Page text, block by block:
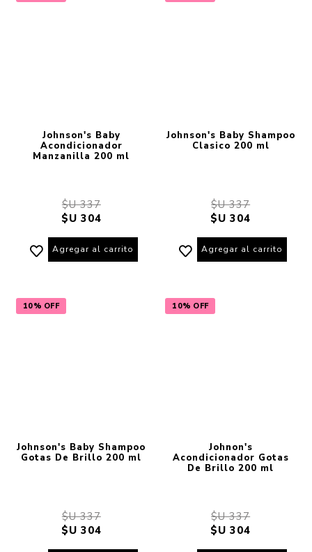
Johnson's Baby
Acondicionador
Manzanilla 200 ml
$U 337
$U 304
Agregar al carrito
Johnson's Baby Shampoo
Clasico 200 ml
$U 337
$U 304
Agregar al carrito
10% OFF
Johnson's Baby Shampoo
Gotas De Brillo 200 ml
$U 337
$U 304
10% OFF
Johnon's
Acondicionador Gotas
De Brillo 200 ml
$U 337
$U 304